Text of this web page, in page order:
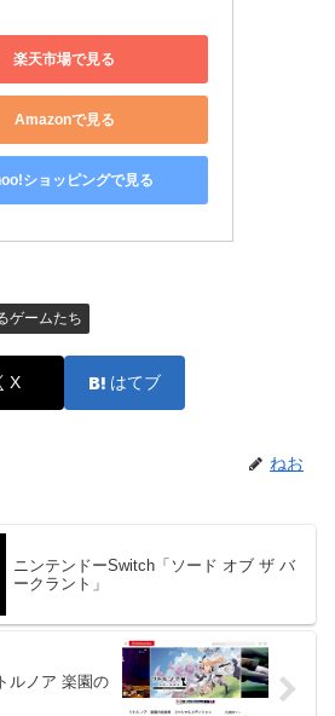
楽天市場で見る
Amazonで見る
ショッピングで見る
ゲームたち
X はてブ
ねお
ニンテンドーSwitch「ソード オブ ザ バ
ークラント」
ルノア 楽園の